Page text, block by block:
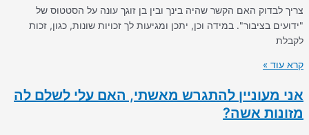
צריך לבדוק האם הקשר שהיה בינך ובין בן זוגך עונה על הסטטוס של
"ידועים בציבור". במידה וכן, יתכן ומגיעות לך זכויות שונות, כגון, זכות
לקבלת
קרא עוד »
אני מעוניין להתגרש מאשתי, האם עלי לשלם לה
מזונות אשה?